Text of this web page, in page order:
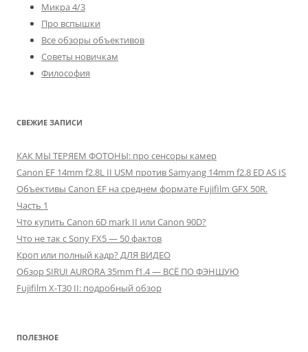
Микра 4/3
Про вспышки
Все обзоры объективов
Советы новичкам
Философия
СВЕЖИЕ ЗАПИСИ
КАК МЫ ТЕРЯЕМ ФОТОНЫ: про сенсоры камер
Canon EF 14mm f2.8L II USM против Samyang 14mm f2.8 ED AS IS
Объективы Canon EF на среднем формате Fujifilm GFX 50R.
Часть 1
Что купить Canon 6D mark II или Canon 90D?
Что не так с Sony FX5 — 50 фактов
Кроп или полный кадр? ДЛЯ ВИДЕО
Обзор SIRUI AURORA 35mm f1.4 — ВСЁ ПО ФЭНШУЮ
Fujifilm X-T30 II: подробный обзор
ПОЛЕЗНОЕ